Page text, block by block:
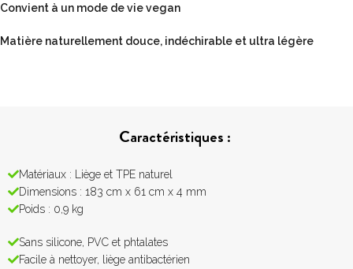
Convient à un mode de vie vegan
Matière naturellement douce, indéchirable et ultra légère
Caractéristiques :
Matériaux : Liège et TPE naturel
Dimensions : 183 cm x 61 cm x 4 mm
Poids : 0,9 kg
Sans silicone, PVC et phtalates
Facile à nettoyer, liège antibactérien